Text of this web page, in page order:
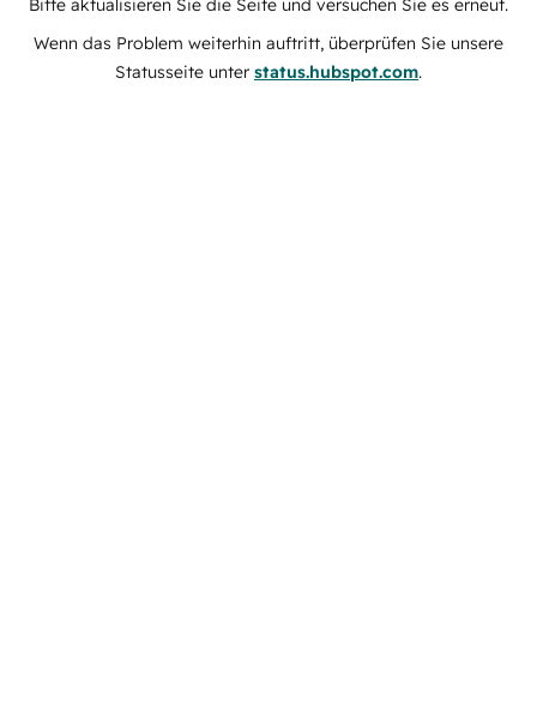
Wenn das Problem weiterhin auftritt, überprüfen Sie unsere
Statusseite unter status.hubspot.com.